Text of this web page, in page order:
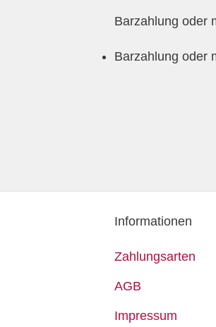
Barzahlung oder
Barzahlung oder
Informationen
Zahlungsarten
AGB
Impressum